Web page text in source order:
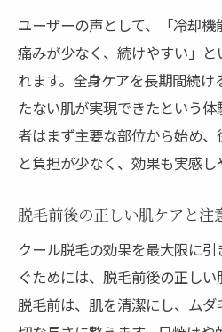
ユーザーの声として、「冷却
痛みが少なく、続けやすい」
れます。全身ケアを長期間続
たない肌が実現できたという
者はまず主要な部位から始め、
と負担が少なく、効果も実感し
脱毛前後の正しい肌ケアと注
クール脱毛の効果を最大限に
ぐためには、脱毛前後の正しい
脱毛前は、肌を清潔にし、ム